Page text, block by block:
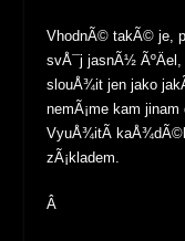
VhodnÃ© takÃ© je,
svÅ¯j jasnÃ½
slouÅ¾it jen jako
nemÃ¡me kam
VyuÅ¾itÃ­
zÃ¡kladem.
Â